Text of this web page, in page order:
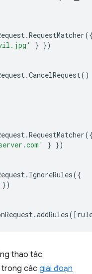
.RequestMatcher
} })
.CancelRequest()
.RequestMatcher
} })
. IgnoreRules({
})
.addRules([
thao tác
các giai đoạn